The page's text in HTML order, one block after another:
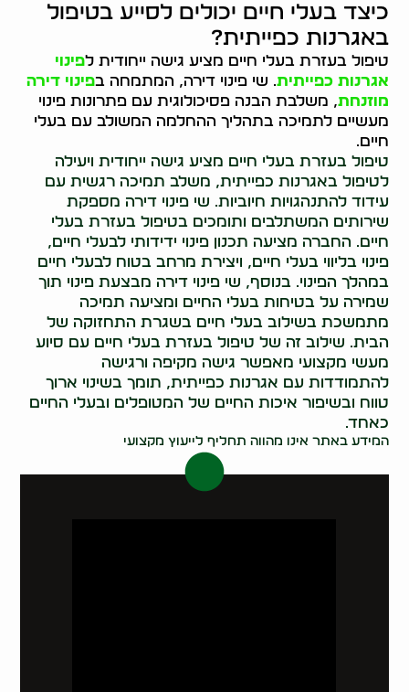
כיצד בעלי חיים יכולים לסייע בטיפול
באגרנות כפייתית?
טיפול בעזרת בעלי חיים מציע גישה ייחודית לפינוי
אגרנות כפייתית. שי פינוי דירה, המתמחה בפינוי דירה
מוזנחת, משלבת הבנה פסיכולוגית עם פתרונות פינוי
מעשיים לתמיכה בתהליך ההחלמה המשולב עם בעלי
חיים.
טיפול בעזרת בעלי חיים מציע גישה ייחודית ויעילה
לטיפול באגרנות כפייתית, משלב תמיכה רגשית עם
עידוד להתנהגויות חיוביות. שי פינוי דירה מספקת
שירותים המשתלבים ותומכים בטיפול בעזרת בעלי
חיים. החברה מציעה תכנון פינוי ידידותי לבעלי חיים,
פינוי בליווי בעלי חיים, ויצירת מרחב בטוח לבעלי חיים
במהלך הפינוי. בנוסף, שי פינוי דירה מבצעת פינוי תוך
שמירה על בטיחות בעלי החיים ומציעה תמיכה
מתמשכת בשילוב בעלי חיים בשגרת התחזוקה של
הבית. שילוב זה של טיפול בעזרת בעלי חיים עם סיוע
מעשי מקצועי מאפשר גישה מקיפה ורגישה
להתמודדות עם אגרנות כפייתית, תומך בשינוי ארוך
טווח ובשיפור איכות החיים של המטופלים ובעלי החיים
כאחד.
המידע באתר אינו מהווה תחליף לייעוץ מקצועי